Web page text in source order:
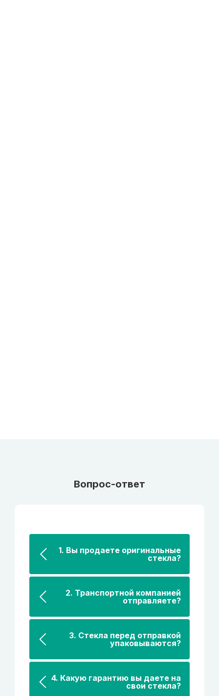
Вопрос-ответ
1. Вы продаете оригинальные
стекла?
2. Транспортной компанией
отправляете?
3. Стекла перед отправкой
упаковываются?
4. Какую гарантию вы даете на
свои стекла?